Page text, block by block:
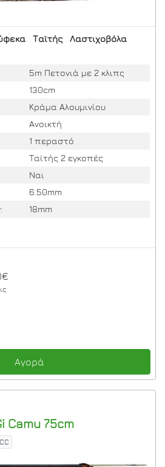
Ταϊτής
Λαστιχοβόλα
5m Πετονιά με 2 κλιπς
130cm
Κράμα Αλουμινίου
Ανοικτή
1 περαστό
Ταϊτής 2 εγκοπές
Ναι
6.50mm
18mm
Αγορά
Camu 75cm